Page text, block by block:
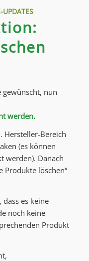
UPDATES
gewünscht, nun
werden.
Hersteller-Bereich
(es können
werden). Danach
Produkte löschen“
es keine
noch keine
Produkt